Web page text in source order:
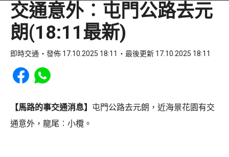
交通意外︰屯門公路去元
朗(18:11最新)
即時交通 發佈 17.10.2025 18:11 最後更新 17.10.2025 18:11
Share to Facebook
Share to WhatsApp
【馬路的事交通消息】 屯門公路去元朗，近海景花園有交
通意外，龍尾︰小欖。